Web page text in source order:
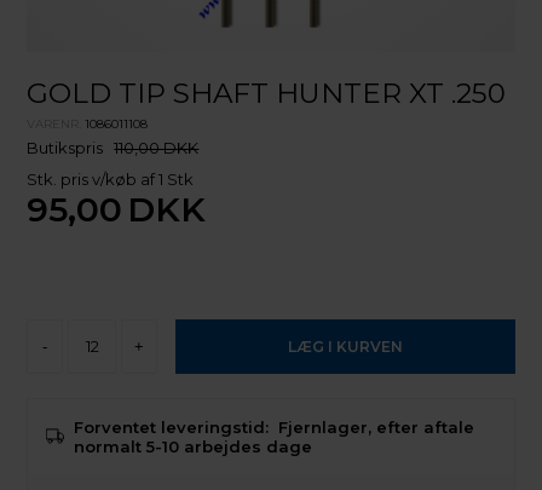
GOLD TIP SHAFT HUNTER XT .250
1086011108
Butikspris 110,00 DKK
Stk. pris v/køb af 1 Stk
95,00 DKK
- +
Forventet leveringstid: Fjernlager, efter aftale
normalt 5-10 arbejdes dage